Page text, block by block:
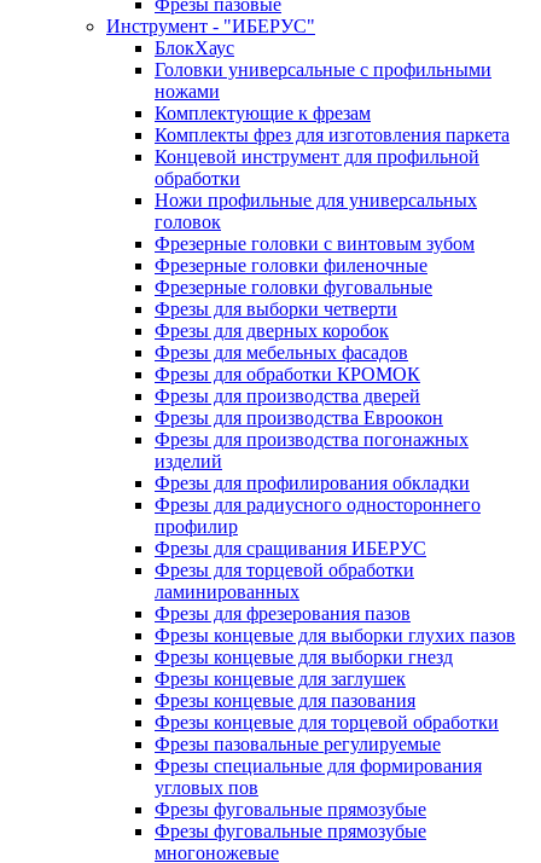
Фрезы пазовые
Инструмент - "ИБЕРУС"
БлокХаус
Головки универсальные с профильными
ножами
Комплектующие к фрезам
Комплекты фрез для изготовления паркета
Концевой инструмент для профильной
обработки
Ножи профильные для универсальных
головок
Фрезерные головки с винтовым зубом
Фрезерные головки филеночные
Фрезерные головки фуговальные
Фрезы для выборки четверти
Фрезы для дверных коробок
Фрезы для мебельных фасадов
Фрезы для обработки КРОМОК
Фрезы для производства дверей
Фрезы для производства Евроокон
Фрезы для производства погонажных
изделий
Фрезы для профилирования обкладки
Фрезы для радиусного одностороннего
профилир
Фрезы для сращивания ИБЕРУС
Фрезы для торцевой обработки
ламинированных
Фрезы для фрезерования пазов
Фрезы концевые для выборки глухих пазов
Фрезы концевые для выборки гнезд
Фрезы концевые для заглушек
Фрезы концевые для пазования
Фрезы концевые для торцевой обработки
Фрезы пазовальные регулируемые
Фрезы специальные для формирования
угловых пов
Фрезы фуговальные прямозубые
Фрезы фуговальные прямозубые
многоножевые